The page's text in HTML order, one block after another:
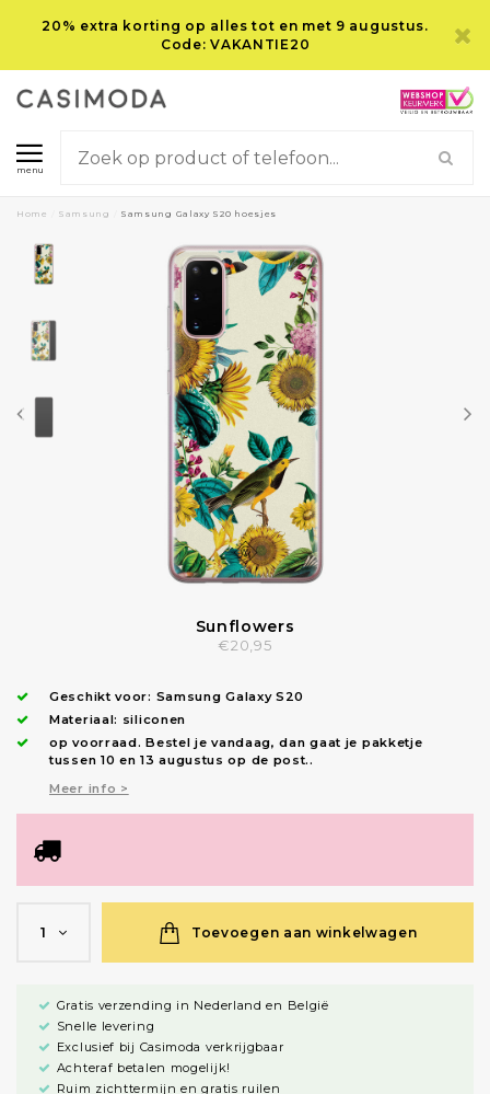
20% extra korting op alles tot en met 9 augustus.
Code: VAKANTIE20
menu
Home Samsung Samsung Galaxy S20 hoesjes
Sunflowers
€20,95
Geschikt voor: Samsung Galaxy S20
Materiaal: siliconen
op voorraad.Bestel je vandaag, dan gaat je pakketje
tussen 10 en 13 augustus op de post..
Meer info >
1 Toevoegen aan winkelwagen
Gratis verzending in Nederland en België
Snelle levering
Exclusief bij Casimoda verkrijgbaar
Achteraf betalen mogelijk!
Ruim zichttermijn en gratis ruilen